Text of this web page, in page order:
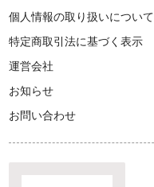
個人情報の取り扱いについて
特定商取引法に基づく表示
運営会社
お知らせ
お問い合わせ